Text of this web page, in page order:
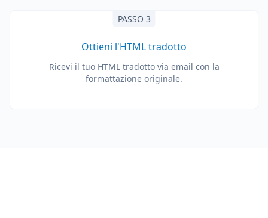
PASSO 3
Ottieni l'HTML tradotto
Ricevi il tuo HTML tradotto via email con la
formattazione originale.